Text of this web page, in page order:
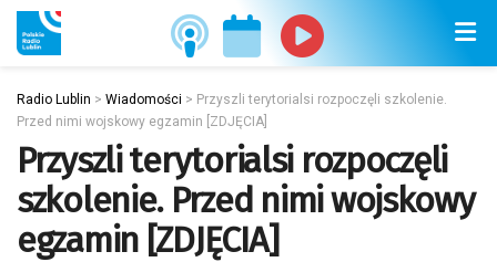
Radio Lublin > Wiadomości > Przyszli terytorialsi rozpoczęli szkolenie.
Przed nimi wojskowy egzamin [ZDJĘCIA]
Przyszli terytorialsi rozpoczęli
szkolenie. Przed nimi wojskowy
egzamin [ZDJĘCIA]